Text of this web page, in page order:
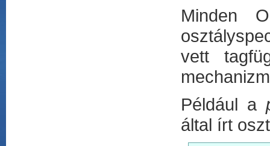
Minden
vett
Például a
által írt